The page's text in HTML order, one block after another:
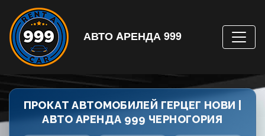
АВТО AРЕНДА 999
ПРОКАТ АВТОМОБИЛЕЙ ГЕРЦЕГ НОВИ |
АВТО АРЕНДА 999 ЧЕРНОГОРИЯ